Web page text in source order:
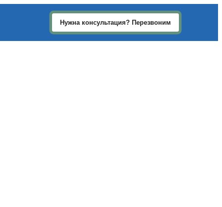
Нужна консультация? Перезвоним